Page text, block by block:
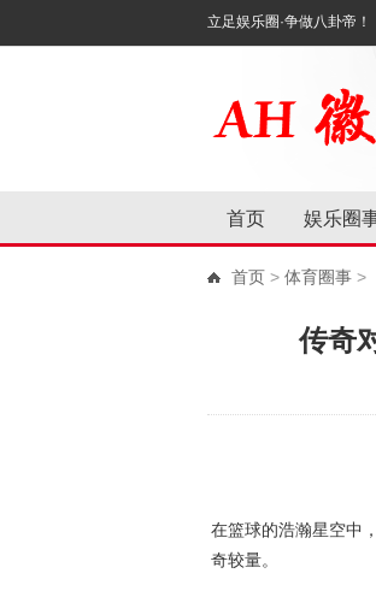
立足娱乐圈·争做八卦帝！
首页 娱乐圈
首页 > 体育圈事 >
传奇
在篮球的浩瀚星空中
奇较量。